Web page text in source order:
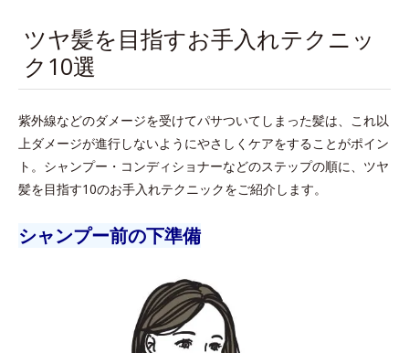
ツヤ髪を目指すお手入れテクニッ
ク10選
紫外線などのダメージを受けてパサついてしまった髪は、これ以
上ダメージが進行しないようにやさしくケアをすることがポイン
ト。シャンプー・コンディショナーなどのステップの順に、ツヤ
髪を目指す10のお手入れテクニックをご紹介します。
シャンプー前の下準備